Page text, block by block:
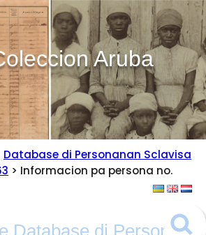
Aruba
Database di Personanan Sclavisa
> Informacion pa persona no.